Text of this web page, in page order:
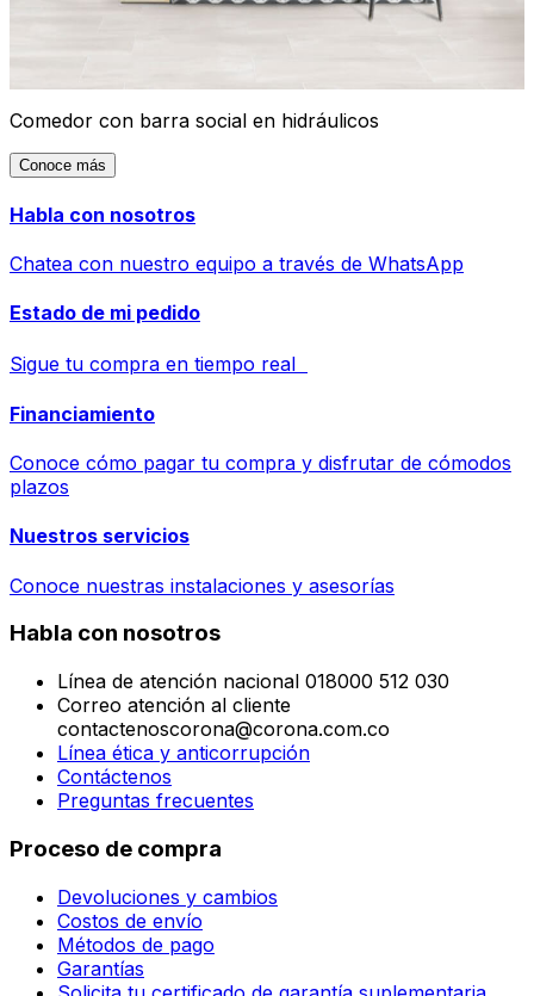
Comedor con barra social en hidráulicos
Conoce más
Habla con nosotros
Chatea con nuestro equipo a través de WhatsApp
Estado de mi pedido
Sigue tu compra en tiempo real
Financiamiento
Conoce cómo pagar tu compra y disfrutar de cómodos
plazos
Nuestros servicios
Conoce nuestras instalaciones y asesorías
Habla con nosotros
Línea de atención nacional 018000 512 030
Correo atención al cliente
contactenoscorona@corona.com.co
Línea ética y anticorrupción
Contáctenos
Preguntas frecuentes
Proceso de compra
Devoluciones y cambios
Costos de envío
Métodos de pago
Garantías